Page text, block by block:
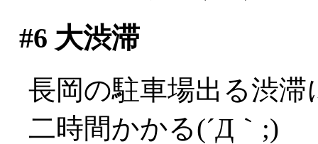
#6 大渋滞
長岡の駐車場出る渋
二時間かかる(´Д｀;)